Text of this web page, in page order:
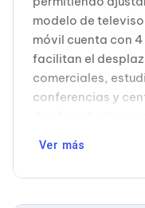
Accesorios para
Gabinetes de Discos
Discos Duros
Discos Duros para
Discos Duros para
Discos Duros para
Almacenamiento MSA
Discos Duros
modelo de
móvil cuenta con
facilitan el
comerciales,
conferencias y
Ver más